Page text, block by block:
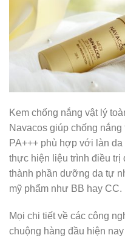
Kem chống nắng vật lý
Navacos giúp chống
PA+++ phù hợp với làn
thực hiện liệu trình điều
thành phần dưỡng da tự
mỹ phẩm như BB hay CC.
Mọi chi tiết về các công
chuộng hàng đầu hiện